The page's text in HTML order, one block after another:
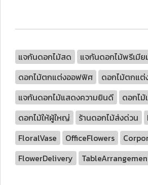
แจกันดอกไม้สด
แจกันดอกไม้พรีเมีย
ดอกไม้ตกแต่งออฟฟิศ
ดอกไม้ตกแต่
แจกันดอกไม้แสดงความยินดี
ดอกไม้
ดอกไม้ให้ผู้ใหญ่
ร้านดอกไม้ส่งด่วน
FloralVase
OfficeFlowers
FlowerDelivery